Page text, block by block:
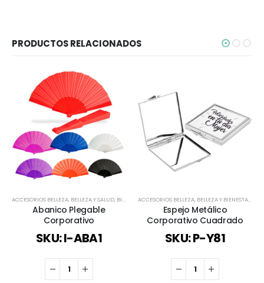
PRODUCTOS RELACIONADOS
ACCESORIOS BELLEZA, BELLEZA Y SALUD, BIENESTAR Y SALUD ,DEPORTES Y BIENESTAR,ESPECIAL
Abanico Plegable
Corporativo
SKU: I-ABA1
ACCESORIOS BELLEZA, BELLEZA Y BIENESTAR
Espejo Metálico
Corporativo Cuadrado
SKU: P-Y81